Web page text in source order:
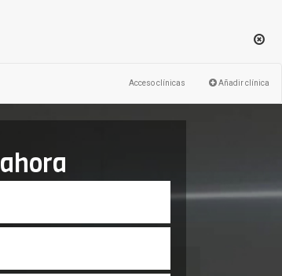
Acceso clínicas Añadir clínica
ahora